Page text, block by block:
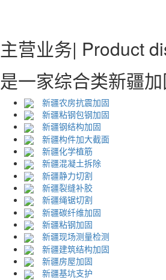
主营业务| Product
是一家综合类新疆
新疆农房抗震加固
新疆粘钢包钢加固
新疆钢结构加固
新疆构件加大截面
新疆化学植筋
新疆混凝土拆除
新疆静力切割
新疆裂缝补胶
新疆绳锯切割
新疆碳纤维加固
新疆粘钢加固
新疆现场测量检测
新疆建筑结构加固
新疆房屋加固
新疆基坑支护